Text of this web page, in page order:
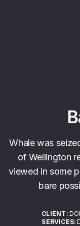
Whale was
of Wellington
viewed in some
bare
CLIENT:
SERVICES: